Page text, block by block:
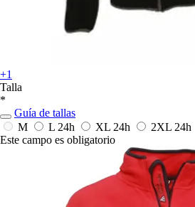
+1
Talla
*
Guía de tallas
M
L 24h XL 24h 2XL 24h
Este campo es obligatorio